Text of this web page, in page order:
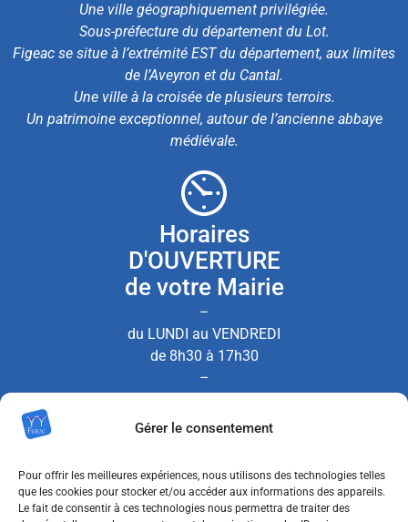
Gérer le consentement
Pour offrir les meilleures expériences, nous utilisons des technologies telles
que les cookies pour stocker et/ou accéder aux informations des appareils.
Le fait de consentir à ces technologies nous permettra de traiter des
Une ville géographiquement privilégiée.
Sous-préfecture du département du Lot.
Figeac se situe à l’extrémité EST du département, aux limites
de l’Aveyron et du Cantal.
Une ville à la croisée de plusieurs terroirs.
Un patrimoine exceptionnel, autour de l’ancienne abbaye
médiévale.
Horaires
D'OUVERTURE
de votre Mairie
–
du LUNDI au VENDREDI
de 8h30 à 17h30
–
Nous contacter